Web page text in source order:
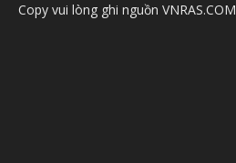
Copy vui lòng ghi nguồn VNRAS.COM